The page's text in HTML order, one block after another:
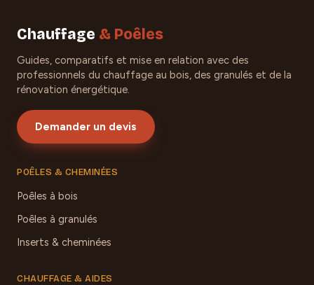
Chauffage & Poêles
Guides, comparatifs et mise en relation avec des
professionnels du chauffage au bois, des granulés et de la
rénovation énergétique.
Demander un devis
POÊLES & CHEMINÉES
Poêles à bois
Poêles à granulés
Inserts & cheminées
CHAUFFAGE & AIDES